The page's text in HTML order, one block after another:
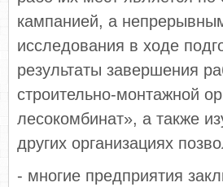
кампанией, а
исследования в ходе
результаты завершения
строительно-монтажной
лесокомбинат», а также
других организациях
- многие предприятия